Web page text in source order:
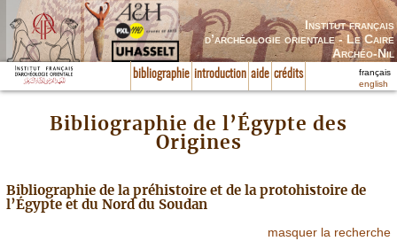
Institut français
d’archéologie orientale - Le Caire
Archéo-Nil
bibliographie introduction aide crédits
français
english
Bibliographie de l’Égypte des
Origines
Bibliographie de la préhistoire et de la protohistoire de
l’Égypte et du Nord du Soudan
masquer la recherche